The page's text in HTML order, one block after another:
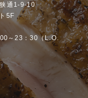
通1-9-10
5F
～23：30（L.O.